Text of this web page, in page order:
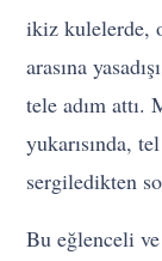
ikiz kulelerde,
arasına
tele adım attı.
yukarısında,
sergiledikten
Bu eğlenceli